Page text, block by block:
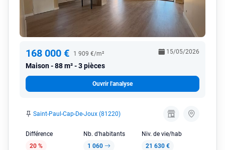
168 000 € 1 909 €/m²
Maison 88 m² - 3 pièces
15/05/2026
Ouvrir l'analyse
Saint-Paul-Cap-De-Joux (81220)
Différence
20 %
Nb. d'habitants
1 060
Niv. de vie/hab
21 630 €